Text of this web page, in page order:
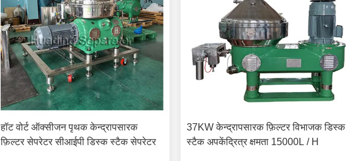
हॉट वोर्ट ऑक्सीजन पृथक केन्द्रापसारक
फ़िल्टर सेपरेटर सीआईपी डिस्क स्टैक सेपरेटर
37KW केन्द्रापसारक फ़िल्टर विभाजक डिस्क
स्टैक अपकेंद्रित्र क्षमता 15000L / H